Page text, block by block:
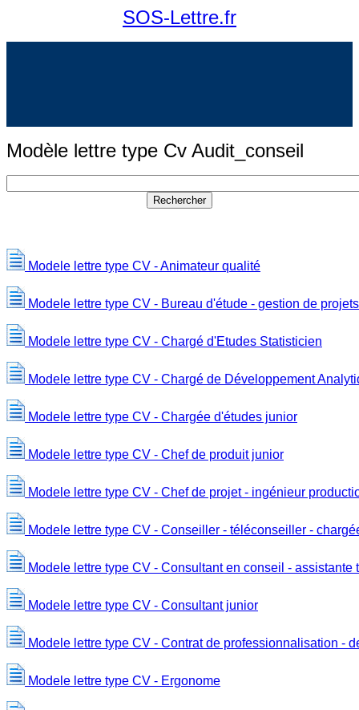
SOS-Lettre.fr
Modèle lettre type Cv Audit_conseil
Modele lettre type CV - Animateur qualité
Modele lettre type CV - Bureau d'étude - gestion de projets
Modele lettre type CV - Chargé d'Etudes Statisticien
Modele lettre type CV - Chargé de Développement
Modele lettre type CV - Chargée d'études junior
Modele lettre type CV - Chef de produit junior
Modele lettre type CV - Chef de projet - ingénieur
Modele lettre type CV - Conseiller - téléconseiller -
Modele lettre type CV - Consultant en conseil - assistante
Modele lettre type CV - Consultant junior
Modele lettre type CV - Contrat de professionnalisation -
Modele lettre type CV - Ergonome